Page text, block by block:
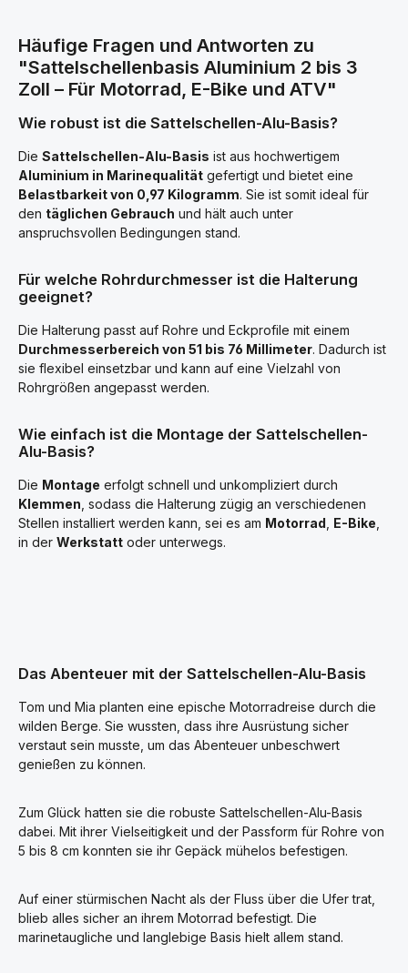
Häufige Fragen und Antworten zu
"Sattelschellenbasis Aluminium 2 bis 3
Zoll – Für Motorrad, E-Bike und ATV"
Wie robust ist die Sattelschellen-Alu-Basis?
Die Sattelschellen-Alu-Basis ist aus hochwertigem
Aluminium in Marinequalität gefertigt und bietet eine
Belastbarkeit von 0,97 Kilogramm. Sie ist somit ideal für
den täglichen Gebrauch und hält auch unter
anspruchsvollen Bedingungen stand.
Für welche Rohrdurchmesser ist die Halterung
geeignet?
Die Halterung passt auf Rohre und Eckprofile mit einem
Durchmesserbereich von 51 bis 76 Millimeter. Dadurch ist
sie flexibel einsetzbar und kann auf eine Vielzahl von
Rohrgrößen angepasst werden.
Wie einfach ist die Montage der Sattelschellen-
Alu-Basis?
Die Montage erfolgt schnell und unkompliziert durch
Klemmen , sodass die Halterung zügig an verschiedenen
Stellen installiert werden kann, sei es am Motorrad E-Bike
in der Werkstatt oder unterwegs.
Das Abenteuer mit der Sattelschellen-Alu-Basis
Tom und Mia planten eine epische Motorradreise durch die
wilden Berge. Sie wussten, dass ihre Ausrüstung sicher
verstaut sein musste, um das Abenteuer unbeschwert
genießen zu können.
Zum Glück hatten sie die robuste Sattelschellen-Alu-Basis
dabei. Mit ihrer Vielseitigkeit und der Passform für Rohre von
5 bis 8 cm konnten sie ihr Gepäck mühelos befestigen.
Auf einer stürmischen Nacht als der Fluss über die Ufer trat,
blieb alles sicher an ihrem Motorrad befestigt. Die
marinetaugliche und langlebige Basis hielt allem stand.